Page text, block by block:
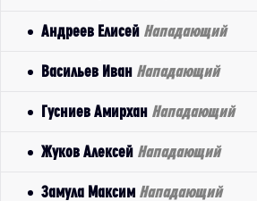
Андреев Елисей Нападающий
Васильев Иван Нападающий
Гусниев Амирхан Нападающий
Жуков Алексей Нападающий
Замула Максим Нападающий